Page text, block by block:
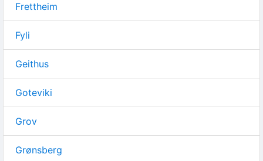
Frettheim
Fyli
Geithus
Goteviki
Grov
Grønsberg